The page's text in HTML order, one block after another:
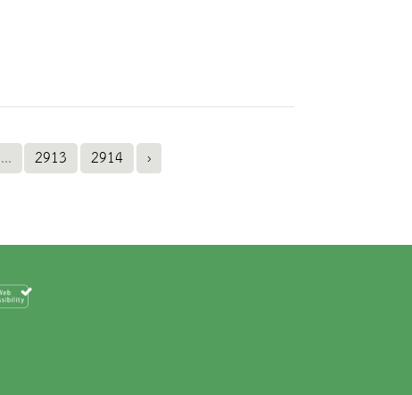
... 2913 2914 ›